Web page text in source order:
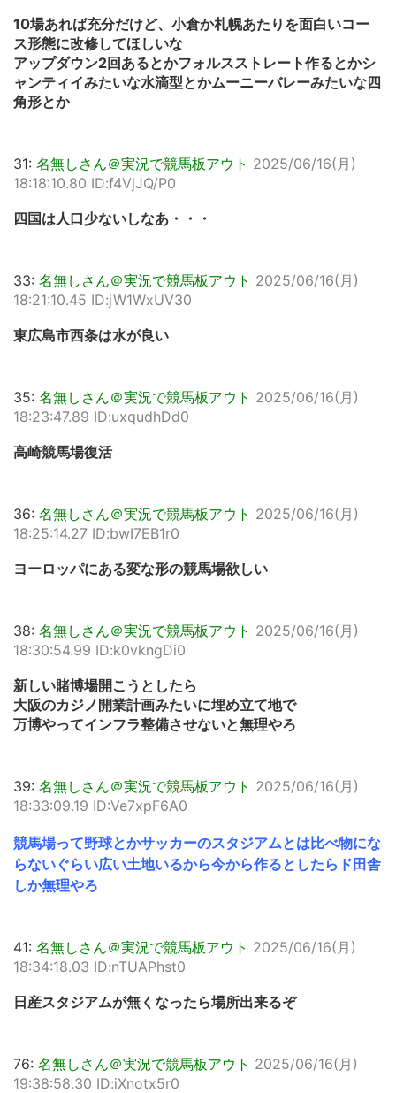
10場あれば充分だけど、小倉か札幌あたりを面白いコー
ス形態に改修してほしいな
アップダウン2回あるとかフォルスストレート作るとかシ
ャンティイみたいな水滴型とかムーニーバレーみたいな四
角形とか
31: 名無しさん＠実況で競馬板アウト 2025/06/16(月)
18:18:10.80 ID:f4VjJQ/P0
四国は人口少ないしなあ・・・
33: 名無しさん＠実況で競馬板アウト 2025/06/16(月)
18:21:10.45 ID:jW1WxUV30
東広島市西条は水が良い
35: 名無しさん＠実況で競馬板アウト 2025/06/16(月)
18:23:47.89 ID:uxqudhDd0
高崎競馬場復活
36: 名無しさん＠実況で競馬板アウト 2025/06/16(月)
18:25:14.27 ID:bwI7EB1r0
ヨーロッパにある変な形の競馬場欲しい
38: 名無しさん＠実況で競馬板アウト 2025/06/16(月)
18:30:54.99 ID:k0vkngDi0
新しい賭博場開こうとしたら
大阪のカジノ開業計画みたいに埋め立て地で
万博やってインフラ整備させないと無理やろ
39: 名無しさん＠実況で競馬板アウト 2025/06/16(月)
18:33:09.19 ID:Ve7xpF6A0
競馬場って野球とかサッカーのスタジアムとは比べ物にな
らないぐらい広い土地いるから今から作るとしたらド田舎
しか無理やろ
41: 名無しさん＠実況で競馬板アウト 2025/06/16(月)
18:34:18.03 ID:nTUAPhst0
日産スタジアムが無くなったら場所出来るぞ
76: 名無しさん＠実況で競馬板アウト 2025/06/16(月)
19:38:58.30 ID:iXnotx5r0